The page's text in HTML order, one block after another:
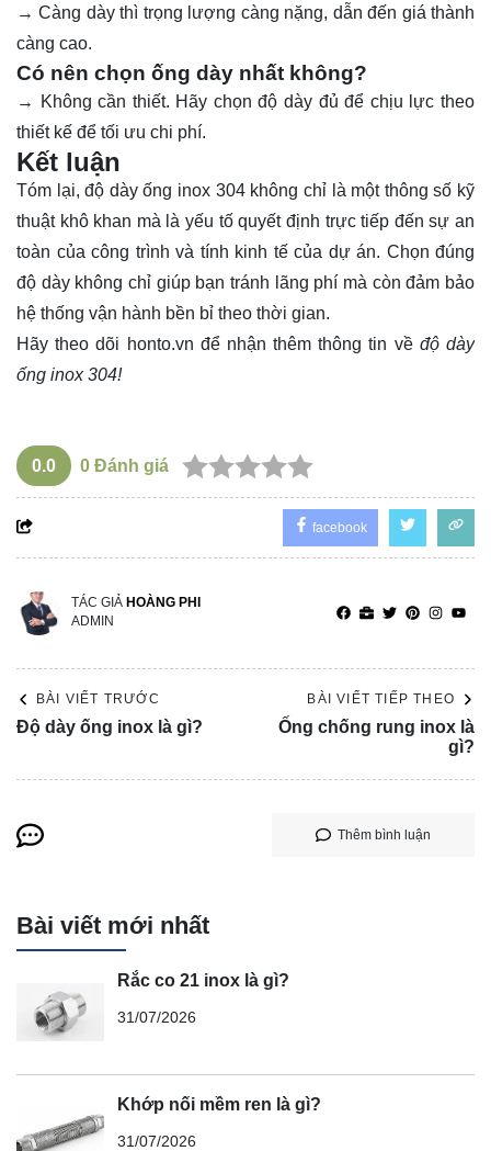
→ Càng dày thì trọng lượng càng nặng, dẫn đến giá thành
càng cao.
Có nên chọn ống dày nhất không?
→ Không cần thiết. Hãy chọn độ dày đủ để chịu lực theo
thiết kế để tối ưu chi phí.
Kết luận
Tóm lại, độ dày ống inox 304 không chỉ là một thông số kỹ
thuật khô khan mà là yếu tố quyết định trực tiếp đến sự an
toàn của công trình và tính kinh tế của dự án. Chọn đúng
độ dày không chỉ giúp bạn tránh lãng phí mà còn đảm bảo
hệ thống vận hành bền bỉ theo thời gian.
Hãy theo dõi honto.vn để nhận thêm thông tin vềđộ dày
ống inox 304!
0.0 0 Đánh giá
facebook
TÁC GIẢ HOÀNG PHI
ADMIN
BÀI VIẾT TRƯỚC
Độ dày ống inox là gì?
BÀI VIẾT TIẾP THEO
Ống chống rung inox là
gì?
Thêm bình luận
Bài viết mới nhất
Rắc co 21 inox là gì?
31/07/2026
Khớp nối mềm ren là gì?
31/07/2026